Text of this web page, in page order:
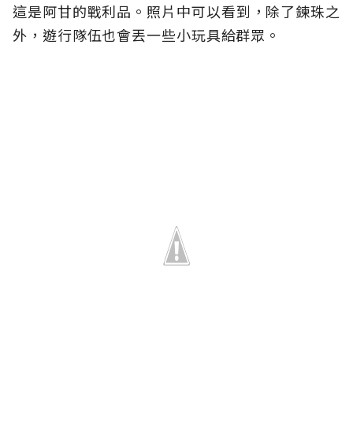
這是阿甘的戰利品。照片中可以看到，除了鍊珠之
外，遊行隊伍也會丟一些小玩具給群眾。